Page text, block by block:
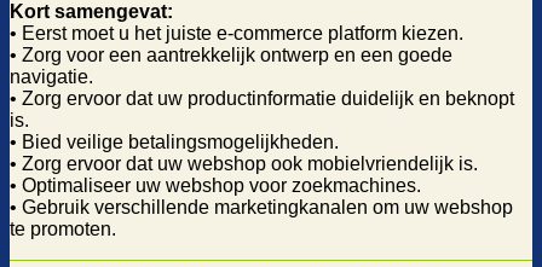
Kort samengevat:
• Eerst moet u het juiste e-commerce platform kiezen.
• Zorg voor een aantrekkelijk ontwerp en een goede
navigatie.
• Zorg ervoor dat uw productinformatie duidelijk en beknopt
is.
• Bied veilige betalingsmogelijkheden.
• Zorg ervoor dat uw webshop ook mobielvriendelijk is.
• Optimaliseer uw webshop voor zoekmachines.
• Gebruik verschillende marketingkanalen om uw webshop
te promoten.